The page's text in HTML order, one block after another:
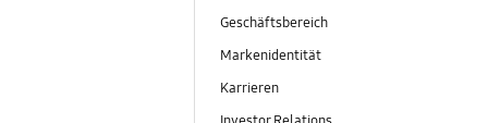
Geschäftsbereich
Markenidentität
Karrieren